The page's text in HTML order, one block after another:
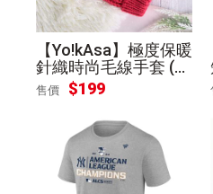
【Yo!kAsa】極度保暖
針織時尚毛線手套 (粉
色)
售價 $199